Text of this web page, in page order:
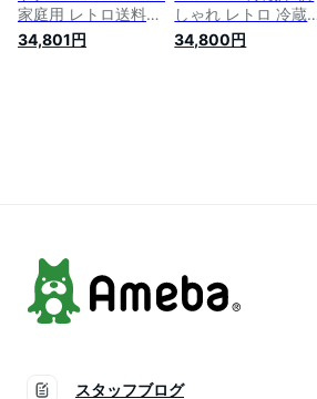
家庭用 レトロ送料無
料 冷凍冷蔵庫 おし
ゃれ かわいい レト
34,801円
しゃれ レトロ 冷蔵
庫 一人暮らし 1人暮
らし ひとり暮らし
34,800円
スタッフブログ